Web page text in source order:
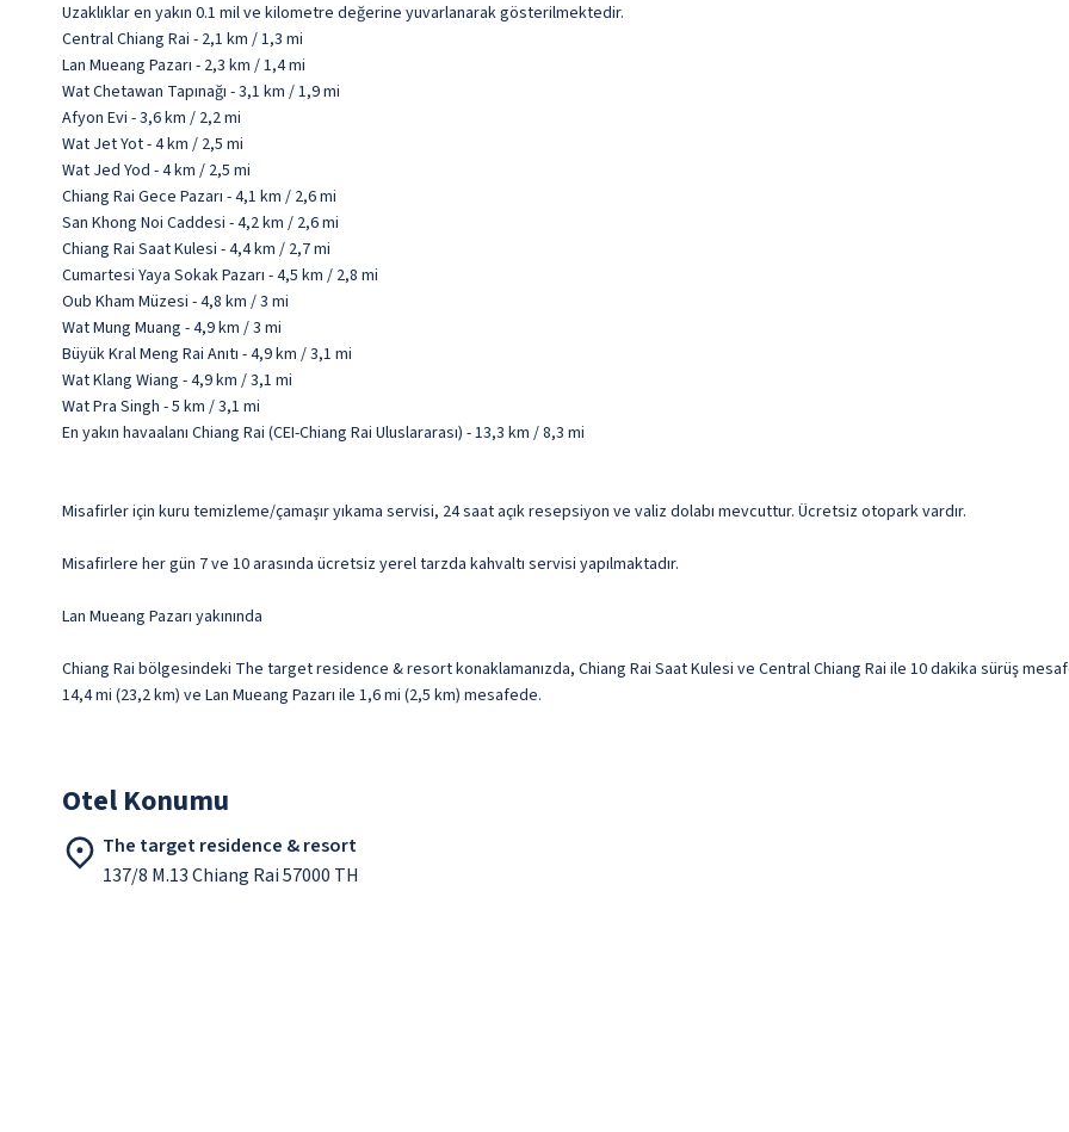
Uzaklıklar en yakın 0.1 mil ve kilometre değerine yuvarlanarak gösterilmektedir.
Central Chiang Rai - 2,1 km / 1,3 mi
Lan Mueang Pazarı - 2,3 km / 1,4 mi
Wat Chetawan Tapınağı - 3,1 km / 1,9 mi
Afyon Evi - 3,6 km / 2,2 mi
Wat Jet Yot - 4 km / 2,5 mi
Wat Jed Yod - 4 km / 2,5 mi
Chiang Rai Gece Pazarı - 4,1 km / 2,6 mi
San Khong Noi Caddesi - 4,2 km / 2,6 mi
Chiang Rai Saat Kulesi - 4,4 km / 2,7 mi
Cumartesi Yaya Sokak Pazarı - 4,5 km / 2,8 mi
Oub Kham Müzesi - 4,8 km / 3 mi
Wat Mung Muang - 4,9 km / 3 mi
Büyük Kral Meng Rai Anıtı - 4,9 km / 3,1 mi
Wat Klang Wiang - 4,9 km / 3,1 mi
Wat Pra Singh - 5 km / 3,1 mi
En yakın havaalanı Chiang Rai (CEI-Chiang Rai Uluslararası) - 13,3 km / 8,3 mi
Misafirler için kuru temizleme/çamaşır yıkama servisi, 24 saat açık resepsiyon ve valiz dolabı mevcuttur. Ücretsiz otopark vardır.
Misafirlere her gün 7 ve 10 arasında ücretsiz yerel tarzda kahvaltı servisi yapılmaktadır.
Lan Mueang Pazarı yakınında
Chiang Rai bölgesindeki The target residence & resort konaklamanızda, Chiang Rai Saat Kulesi ve Central Chiang Rai ile 10 dakika sürüş
14,4 mi (23,2 km) ve Lan Mueang Pazarı ile 1,6 mi (2,5 km) mesafede.
Otel Konumu
The target residence & resort
137/8 M.13 Chiang Rai 57000 TH